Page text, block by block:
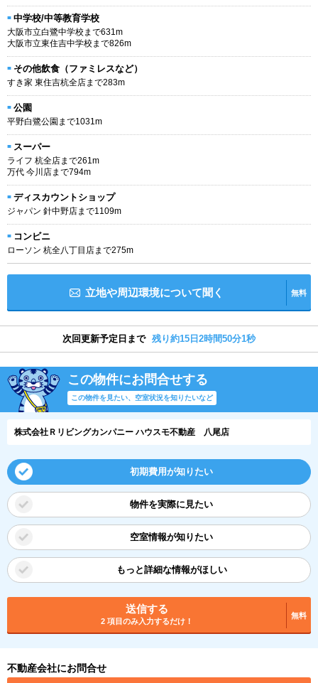
中学校/中等教育学校
大阪市立白鷺中学校まで631m
大阪市立東住吉中学校まで826m
その他飲食（ファミレスなど）
すき家 東住吉杭全店まで283m
公園
平野白鷺公園まで1031m
スーパー
ライフ 杭全店まで261m
万代 今川店まで794m
ディスカウントショップ
ジャパン 針中野店まで1109m
コンビニ
ローソン 杭全八丁目店まで275m
立地や周辺環境について聞く 無料
次回更新予定日まで 残り約15日2時間50分1秒
この物件にお問合せする
この物件を見たい、空室状況を知りたいなど
株式会社Ｒリビングカンパニー ハウスモ不動産 八尾店
初期費用が知りたい
物件を実際に見たい
空室情報が知りたい
もっと詳細な情報がほしい
送信する
2 項目のみ入力するだけ！
無料
不動産会社にお問合せ